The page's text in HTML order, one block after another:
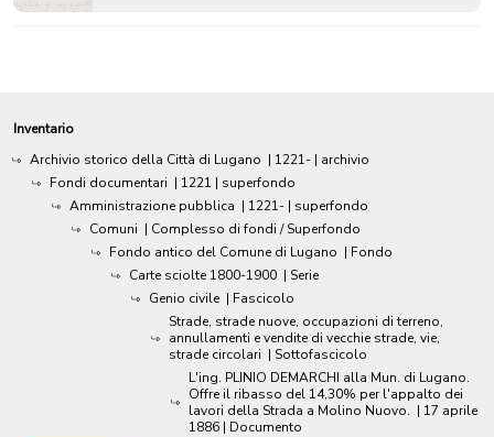
Inventario
Archivio storico della Città di Lugano | 1221- | archivio
Fondi documentari | 1221 | superfondo
Amministrazione pubblica | 1221- | superfondo
Comuni | Complesso di fondi / Superfondo
Fondo antico del Comune di Lugano | Fondo
Carte sciolte 1800-1900 | Serie
Genio civile | Fascicolo
Strade, strade nuove, occupazioni di terreno,
annullamenti e vendite di vecchie strade, vie,
strade circolari | Sottofascicolo
L'ing. PLINIO DEMARCHI alla Mun. di Lugano.
Offre il ribasso del 14,30% per l'appalto dei
lavori della Strada a Molino Nuovo. | 17 aprile
1886 | Documento